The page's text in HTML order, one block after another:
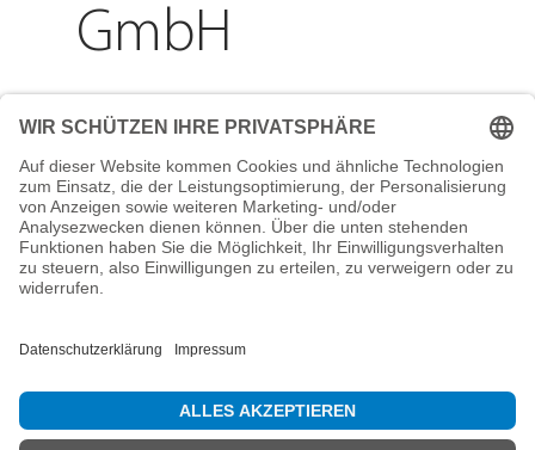
Adresse
Reichenberger Str. 1
84130 Dingolfing
Telefon
info@mountain-sports-
GmbH